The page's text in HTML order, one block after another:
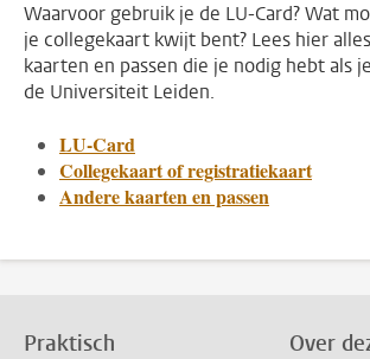
Waarvoor gebruik je de LU-Card? Wat
je collegekaart kwijt bent? Lees hier
kaarten en passen die je nodig hebt als
de Universiteit Leiden.
LU-Card
Collegekaart of registratiekaart
Andere kaarten en passen
Praktisch Over